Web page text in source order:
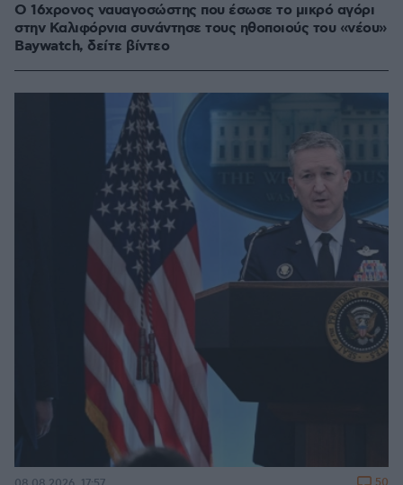
Ο 16χρονος ναυαγοσώστης που έσωσε το μικρό αγόρι
στην Καλιφόρνια συνάντησε τους ηθοποιούς του «νέου»
Baywatch, δείτε βίντεο